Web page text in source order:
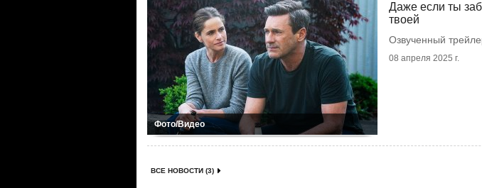
Фото/Видео
Даже если ты
твоей
Озвученный
08 апреля 2025 г.
ВСЕ НОВОСТИ (3)